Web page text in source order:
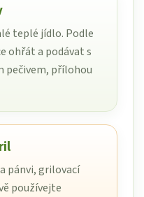
teplé jídlo. Podle
ohřát a podávat s
pečivem, přílohou
pánvi, grilovací
používejte